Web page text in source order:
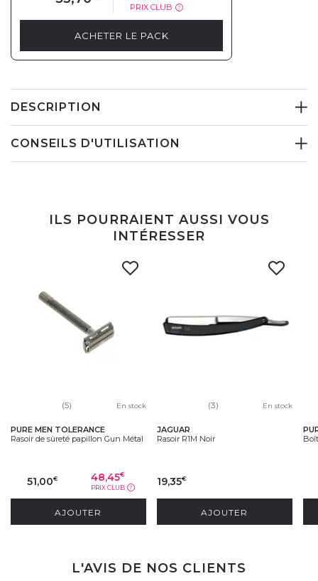
PRIX CLUB ?
ACHETER LE PACK
DESCRIPTION
CONSEILS D'UTILISATION
ILS POURRAIENT AUSSI VOUS
INTÉRESSER
(5) En stock
PURE MEN TOLERANCE
Rasoir de sûreté papillon Gun Métal
51,00€ 48,45€
PRIX CLUB ?
AJOUTER
(3) En stock
JAGUAR
Rasoir R1M Noir
19,35€
AJOUTER
L'AVIS DE NOS CLIENTS